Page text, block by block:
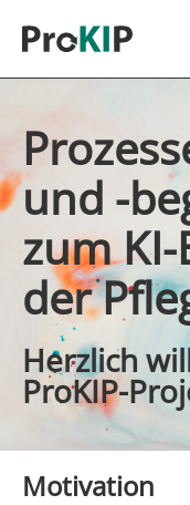
und -
zum
der
Herzlich
ProKIP-
Motivation